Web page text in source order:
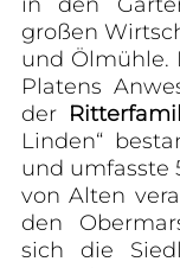
großen
und Ölmühle.
Platens
der
Linden“
und umfasste
von Alten
den
sich die